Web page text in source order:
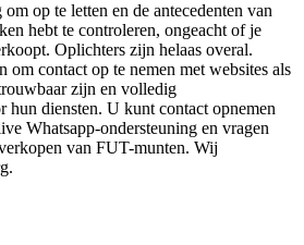
op te letten en de antecedenten van
hebt te controleren, ongeacht of je
Oplichters zijn helaas overal.
om contact op te nemen met websites als
zijn en volledig
diensten. U kunt contact opnemen
Whatsapp-ondersteuning en vragen
van FUT-munten. Wij